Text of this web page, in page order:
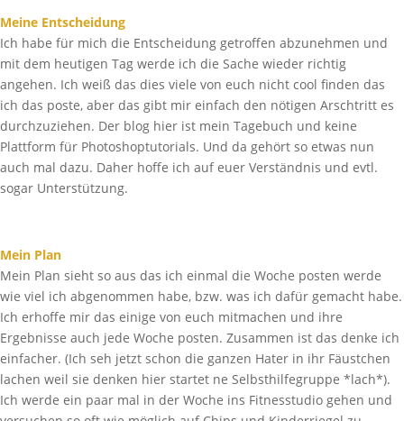
Meine Entscheidung
Ich habe für mich die Entscheidung getroffen abzunehmen und
mit dem heutigen Tag werde ich die Sache wieder richtig
angehen. Ich weiß das dies viele von euch nicht cool finden das
ich das poste, aber das gibt mir einfach den nötigen Arschtritt es
durchzuziehen. Der blog hier ist mein Tagebuch und keine
Plattform für Photoshoptutorials. Und da gehört so etwas nun
auch mal dazu. Daher hoffe ich auf euer Verständnis und evtl.
sogar Unterstützung.
Mein Plan
Mein Plan sieht so aus das ich einmal die Woche posten werde
wie viel ich abgenommen habe, bzw. was ich dafür gemacht habe.
Ich erhoffe mir das einige von euch mitmachen und ihre
Ergebnisse auch jede Woche posten. Zusammen ist das denke ich
einfacher. (Ich seh jetzt schon die ganzen Hater in ihr Fäustchen
lachen weil sie denken hier startet ne Selbsthilfegruppe *lach*).
Ich werde ein paar mal in der Woche ins Fitnesstudio gehen und